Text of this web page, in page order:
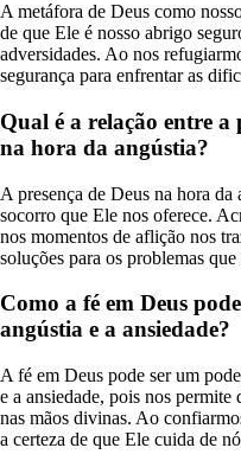
A metáfora de Deus como
de que Ele é nosso abrigo
adversidades. Ao nos
segurança para enfrentar as
Qual é a relação entre a
na hora da angústia?
A presença de Deus na hora
socorro que Ele nos oferece.
nos momentos de aflição nos
soluções para os problemas
Como a fé em Deus
angústia e a ansiedade?
A fé em Deus pode ser um
e a ansiedade, pois nos permite
nas mãos divinas. Ao
a certeza de que Ele cuida de